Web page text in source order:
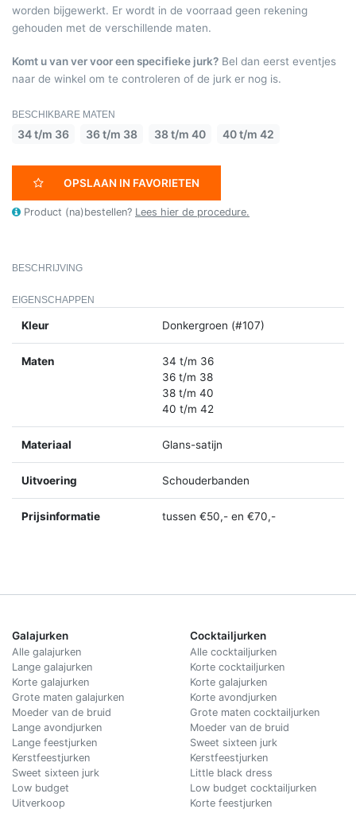
worden bijgewerkt. Er wordt in de voorraad geen rekening
gehouden met de verschillende maten.
Komt u van ver voor een specifieke jurk? Bel dan eerst eventjes
naar de winkel om te controleren of de jurk er nog is.
BESCHIKBARE MATEN
34 t/m 36 36 t/m 38 38 t/m 40 40 t/m 42
OPSLAAN IN FAVORIETEN
Product (na)bestellen? Lees hier de procedure.
BESCHRIJVING
EIGENSCHAPPEN
Kleur Donkergroen (#107)
Maten
34 t/m 36
36 t/m 38
38 t/m 40
40 t/m 42
Materiaal Glans-satijn
Uitvoering Schouderbanden
Prijsinformatie tussen €50,- en €70,-
Galajurken
Alle galajurken
Lange galajurken
Korte galajurken
Grote maten galajurken
Moeder van de bruid
Lange avondjurken
Lange feestjurken
Kerstfeestjurken
Sweet sixteen jurk
Low budget
Uitverkoop
Cocktailjurken
Alle cocktailjurken
Korte cocktailjurken
Korte galajurken
Korte avondjurken
Grote maten cocktailjurken
Moeder van de bruid
Sweet sixteen jurk
Kerstfeestjurken
Little black dress
Low budget cocktailjurken
Korte feestjurken